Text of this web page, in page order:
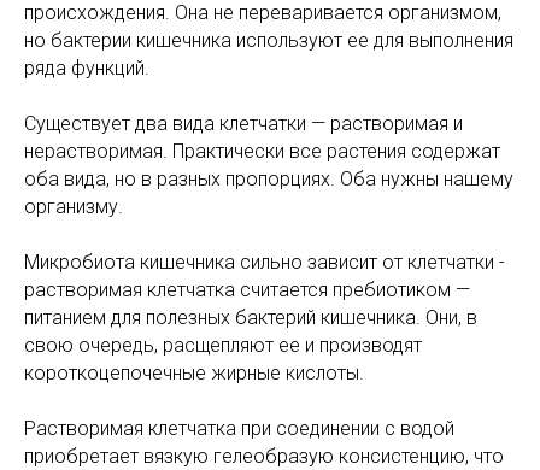
происхождения. Она не переваривается организмом,
но бактерии кишечника используют ее для выполнения
ряда функций.
Существует два вида клетчатки — растворимая и
нерастворимая. Практически все растения содержат
оба вида, но в разных пропорциях. Оба нужны нашему
организму.
Микробиота кишечника сильно зависит от клетчатки -
растворимая клетчатка считается пребиотиком —
питанием для полезных бактерий кишечника. Они, в
свою очередь, расщепляют ее и производят
короткоцепочечные жирные кислоты.
Растворимая клетчатка при соединении с водой
приобретает вязкую гелеобразую консистенцию, что